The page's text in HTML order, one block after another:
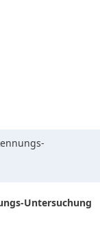
Untersuchung